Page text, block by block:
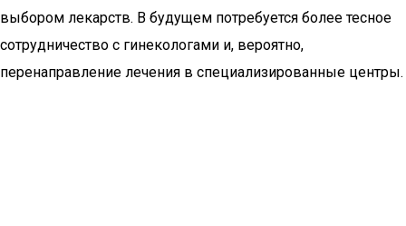
выбором лекарств. В будущем потребуется более тесное
сотрудничество с гинекологами и, вероятно,
перенаправление лечения в специализированные центры.